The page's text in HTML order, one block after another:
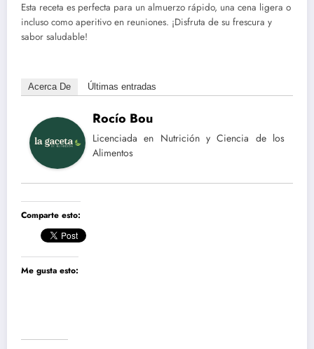
Esta receta es perfecta para un almuerzo rápido, una cena ligera o
incluso como aperitivo en reuniones. ¡Disfruta de su frescura y
sabor saludable!
Acerca De Últimas entradas
Rocío Bou
Licenciada en Nutrición y Ciencia de los
Alimentos
Comparte esto:
Me gusta esto: